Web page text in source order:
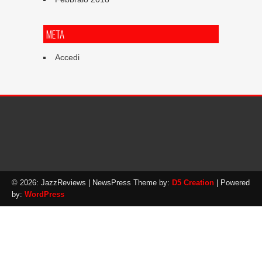
META
Accedi
© 2026: JazzReviews | NewsPress Theme by: D5 Creation | Powered
by: WordPress